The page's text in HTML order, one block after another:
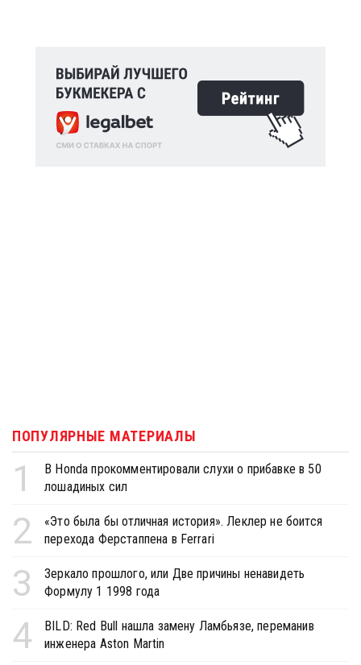
ПОПУЛЯРНЫЕ МАТЕРИАЛЫ
1
В Honda прокомментировали слухи о прибавке в 50
лошадиных сил
2
«Это была бы отличная история». Леклер не боится
перехода Ферстаппена в Ferrari
3
Зеркало прошлого, или Две причины ненавидеть
Формулу 1 1998 года
4
BILD: Red Bull нашла замену Ламбьязе, переманив
инженера Aston Martin